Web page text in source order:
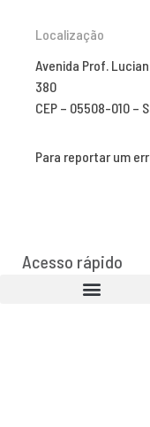
Localização
Avenida Prof.
380
CEP – 05508-010 –
Para reportar um
Acesso rápido